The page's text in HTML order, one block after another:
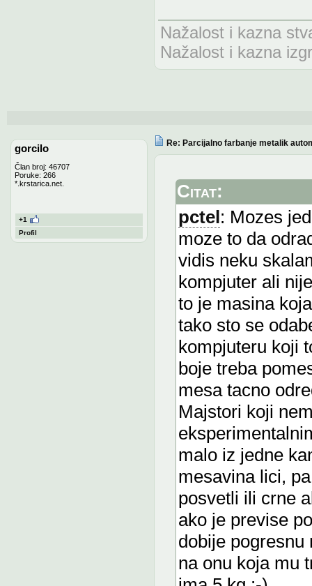
Nažalost i kazna
Nažalost i kazna
gorcilo
Član broj: 46707
Poruke: 266
*.krstarica.net.
+1
Profil
Re: Parcijalno farbanje metalik
Citat:
pctel: Mozes
moze to da
vidis neku
kompjuter ali
to je masina
tako sto se
kompjuteru koji
boje treba
mesa tacno
Majstori koji
malo iz jedne
mesavina lici,
posvetli ili crne
ako je previse
dobije pogresnu
na onu koja mu